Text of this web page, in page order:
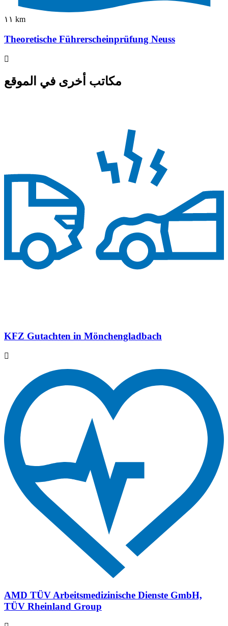
١١ km
Theoretische Führerscheinprüfung Neuss
مكاتب أخرى في الموقع
KFZ Gutachten in Mönchengladbach
AMD TÜV Arbeitsmedizinische Dienste GmbH,
TÜV Rheinland Group